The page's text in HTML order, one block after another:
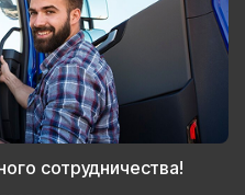
сотрудничества!